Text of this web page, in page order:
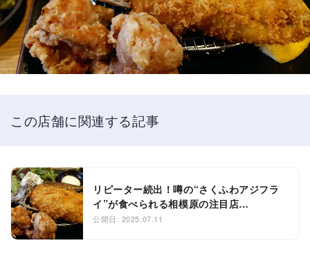
この店舗に関連する記事
リピーター続出！噂の“さくふわアジフラ
イ”が食べられる相模原の注目店
『GRAVEL』
公開日: 2025.07.11